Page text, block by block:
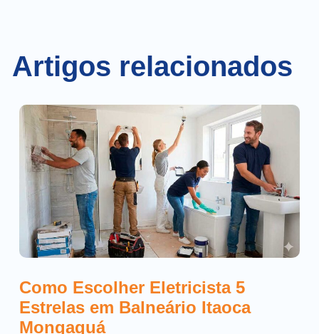
Artigos relacionados
Como Escolher Eletricista 5
Estrelas em Balneário Itaoca
Mongaguá